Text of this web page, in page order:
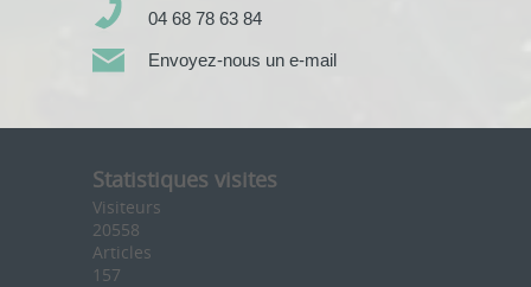
04 68 78 63 84
Envoyez-nous un e-mail
Statistiques visites
Visiteurs
20558
Articles
157